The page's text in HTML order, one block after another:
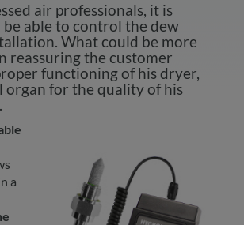
air professionals, it is
be able to control the dew
What could be more
reassuring the customer
functioning of his dryer,
organ for the quality of his
a